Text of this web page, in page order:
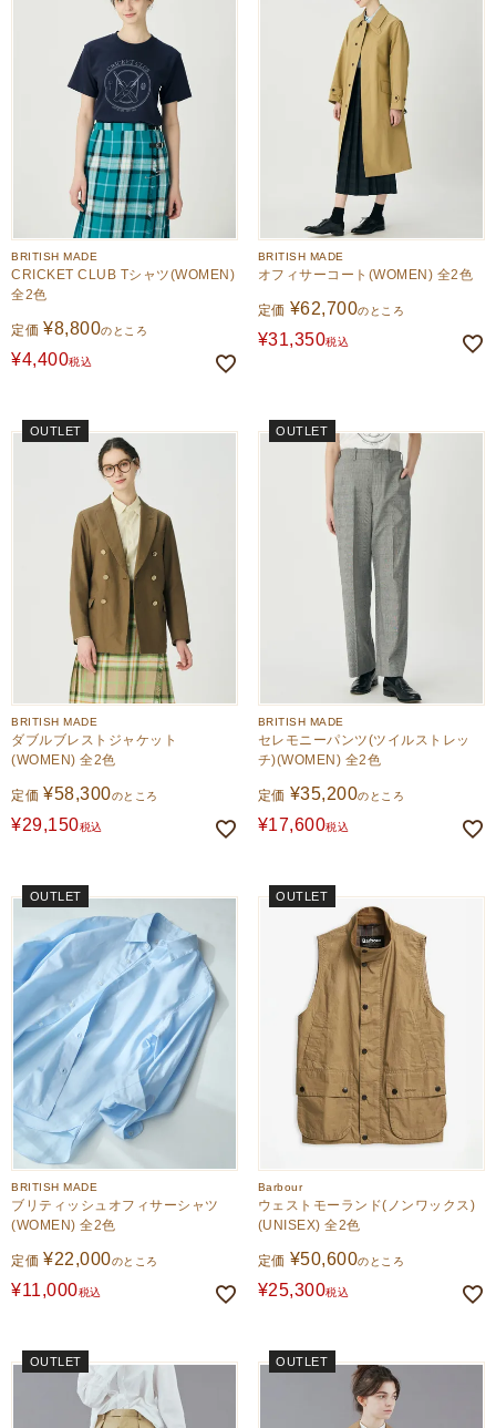
BRITISH MADE
CRICKET CLUB Tシャツ(WOMEN)
全2色
定価 ¥8,800のところ
¥4,400税込
BRITISH MADE
オフィサーコート(WOMEN) 全2色
定価 ¥62,700のところ
¥31,350税込
OUTLET
BRITISH MADE
ダブルブレストジャケット
(WOMEN) 全2色
定価 ¥58,300のところ
¥29,150税込
OUTLET
BRITISH MADE
セレモニーパンツ(ツイルストレッ
チ)(WOMEN) 全2色
定価 ¥35,200のところ
¥17,600税込
OUTLET
BRITISH MADE
ブリティッシュオフィサーシャツ
(WOMEN) 全2色
定価 ¥22,000のところ
¥11,000税込
OUTLET
Barbour
ウェストモーランド(ノンワックス)
(UNISEX) 全2色
定価 ¥50,600のところ
¥25,300税込
OUTLET OUTLET